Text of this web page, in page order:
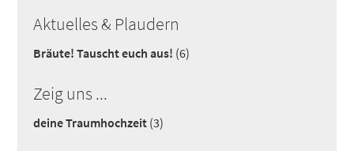
Aktuelles & Plaudern
Bräute! Tauscht euch aus! (6)
Zeig uns ...
deine Traumhochzeit (3)